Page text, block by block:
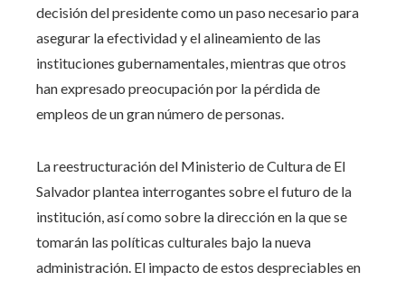
decisión del presidente como un paso necesario para
asegurar la efectividad y el alineamiento de las
instituciones gubernamentales, mientras que otros
han expresado preocupación por la pérdida de
empleos de un gran número de personas.
La reestructuración del Ministerio de Cultura de El
Salvador plantea interrogantes sobre el futuro de la
institución, así como sobre la dirección en la que se
tomarán las políticas culturales bajo la nueva
administración. El impacto de estos despreciables en